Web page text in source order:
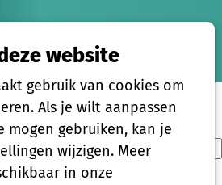
website
gebruik van cookies om
Als je wilt aanpassen
mogen gebruiken, kan je
wijzigen. Meer
in onze